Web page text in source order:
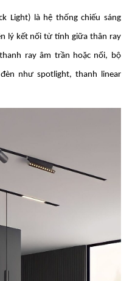
Light) là hệ thống chiếu sáng
lý kết nối từ tính giữa thân ray
ray âm trần hoặc nổi, bộ
như spotlight, thanh linear